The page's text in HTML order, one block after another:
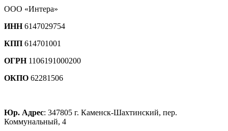
ООО «Интера»
ИНН6147029754
КПП 614701001
ОГРН1106191000200
ОКПО 62281506
Юр. Адрес: 347805 г. Каменск-Шахтинский, пер.
Коммунальный, 4